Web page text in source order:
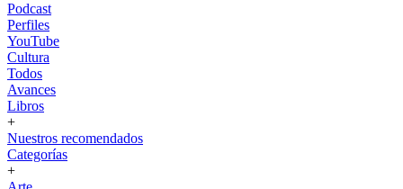
Podcast
Perfiles
YouTube
Cultura
Todos
Avances
Libros
+
Nuestros recomendados
Categorías
+